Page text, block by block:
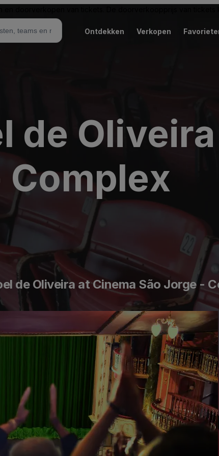
Ontdekken Verkopen
de
Complex
de Oliveira at Cinema São Jorge -